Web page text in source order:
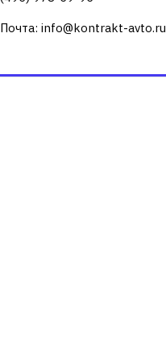
Почта: info@kontrakt-avto.ru